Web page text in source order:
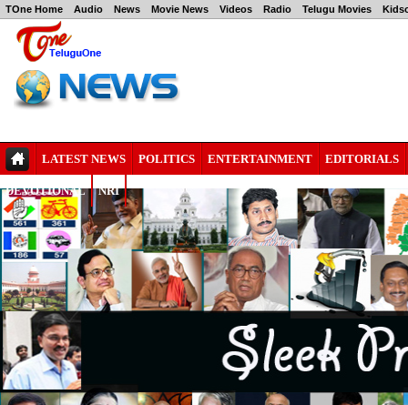
TOne Home Audio News Movie News Videos Radio Telugu Movies
LATEST NEWS POLITICS ENTERTAINMENT EDITORIALS
DEVOTIONAL NRI